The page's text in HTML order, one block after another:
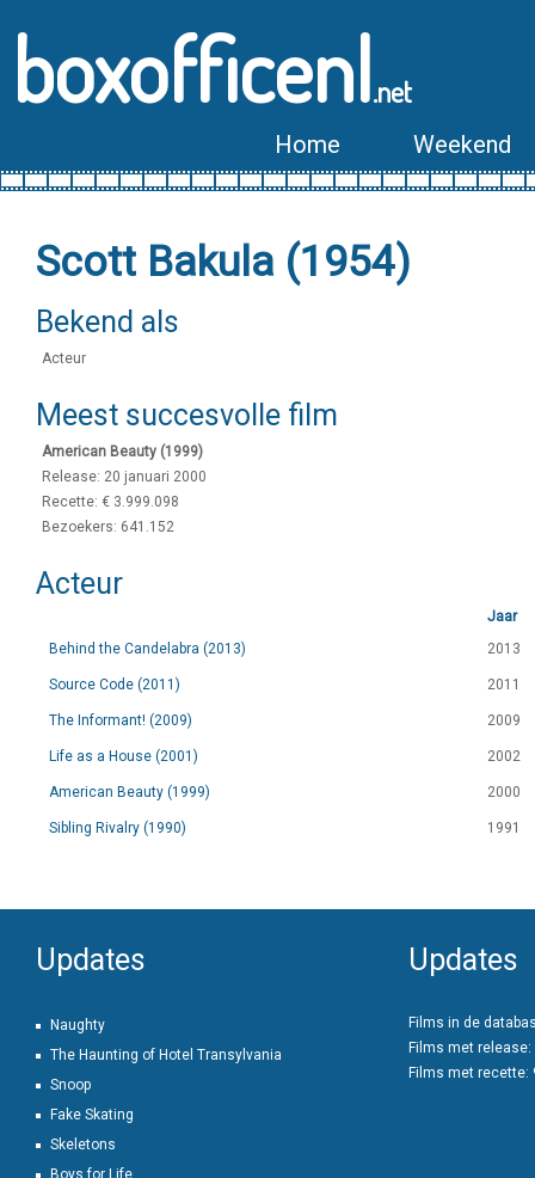
boxofficenl.net
Home Weekend
Scott Bakula (1954)
Bekend als
Acteur
Meest succesvolle film
American Beauty (1999)
Release: 20 januari 2000
Recette: € 3.999.098
Bezoekers: 641.152
Acteur
Jaar
Behind the Candelabra (2013)
2013
Source Code (2011) 2011
The Informant! (2009) 2009
Life as a House (2001) 2002
American Beauty (1999) 2000
Sibling Rivalry (1990) 1991
Updates
Naughty
The Haunting of Hotel Transylvania
Snoop
Fake Skating
Skeletons
Boys for Life
Updates
Films in de
Films met release:
Films met recette: